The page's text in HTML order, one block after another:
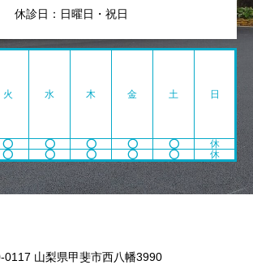
休診日：日曜日・祝日
火 水 木 金 土 日
⭕️ ⭕️ ⭕️ ⭕️ ⭕️
休
⭕️ ⭕️ ⭕️ ⭕️ ⭕️ 休
0117 山梨県甲斐市西八幡3990